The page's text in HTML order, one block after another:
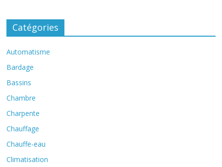
Catégories
Automatisme
Bardage
Bassins
Chambre
Charpente
Chauffage
Chauffe-eau
Climatisation